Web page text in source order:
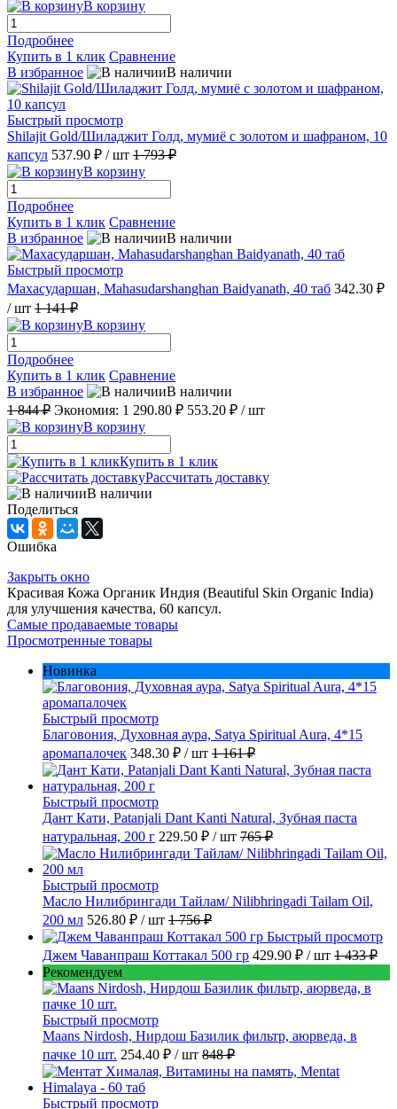
В корзину
Подробнее
Купить в 1 клик Сравнение
В избранное
В наличии
Быстрый просмотр
Shilajit Gold/Шиладжит Голд, мумиё с золотом и шафраном, 10
капсул 537.90 ₽ / шт 1 793 ₽
В корзину
Подробнее
Купить в 1 клик Сравнение
В избранное
В наличии
Быстрый просмотр
Махасударшан, Mahasudarshanghan Baidyanath, 40 таб 342.30 ₽
/ шт 1 141 ₽
В корзину
Подробнее
Купить в 1 клик Сравнение
В избранное
В наличии
1 844 ₽ Экономия: 1 290.80 ₽ 553.20 ₽ / шт
В корзину
Купить в 1 клик
Рассчитать доставку
В наличии
Поделиться
Ошибка
Закрыть окно
Красивая Кожа Органик Индия (Beautiful Skin Organic India)
для улучшения качества, 60 капсул.
Самые продаваемые товары
Просмотренные товары
Новинка
Быстрый просмотр
Благовония, Духовная аура, Satya Spiritual Aura, 4*15
аромапалочек 348.30 ₽ / шт 1 161 ₽
Быстрый просмотр
Дант Кати, Patanjali Dant Kanti Natural, Зубная паста
натуральная, 200 г 229.50 ₽ / шт 765 ₽
Быстрый просмотр
Масло Нилибрингади Тайлам/ Nilibhringadi Tailam Oil,
200 мл 526.80 ₽ / шт 1 756 ₽
Быстрый просмотр
Джем Чаванпраш Коттакал 500 гр 429.90 ₽ / шт 1 433 ₽
Рекомендуем
Быстрый просмотр
Maans Nirdosh, Нирдош Базилик фильтр, аюрведа, в
пачке 10 шт. 254.40 ₽ / шт 848 ₽
Быстрый просмотр